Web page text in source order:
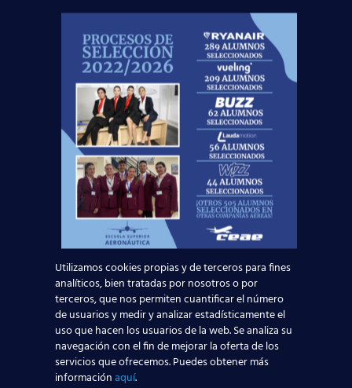
podrás
trabajar en cualquier compañía aérea europea
como auxiliar de vuelo, la
profesión más
demandadaen la actualidad por las aerolíneas.
conocernosy confía tu formación en
Acude a tu centro más cercano y te
mostraremosnuestras instalaciones
También podrás contactarnos a través del
teléfono 902 241 206
O bien, realizando tupetición de
información onlinepara que nuestros
Solicita información
Nombre*
Utilizamos cookies propias y de terceros para fines
analíticos, bien tratadas por nosotros o por
terceros, que nos permiten cuantificar el número
de usuarios y medir y analizar estadísticamente el
uso que hacen los usuarios de la web. Se analiza su
navegación con el fin de mejorar la oferta de los
servicios que ofrecemos. Puedes obtener más
informaciónaquí.